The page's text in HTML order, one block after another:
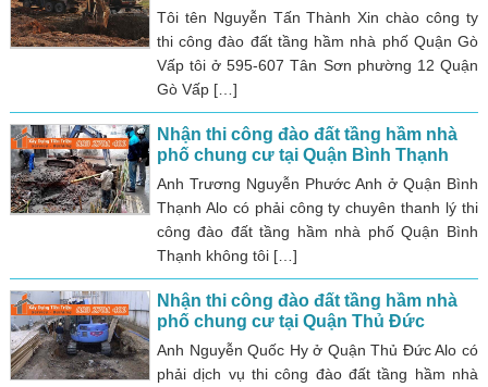
Tôi tên Nguyễn Tấn Thành Xin chào công ty
thi công đào đất tầng hầm nhà phố Quận Gò
Vấp tôi ở 595-607 Tân Sơn phường 12 Quận
Gò Vấp […]
Nhận thi công đào đất tầng hầm nhà
phố chung cư tại Quận Bình Thạnh
Anh Trương Nguyễn Phước Anh ở Quận Bình
Thạnh Alo có phải công ty chuyên thanh lý thi
công đào đất tầng hầm nhà phố Quận Bình
Thạnh không tôi […]
Nhận thi công đào đất tầng hầm nhà
phố chung cư tại Quận Thủ Đức
Anh Nguyễn Quốc Hy ở Quận Thủ Đức Alo có
phải dịch vụ thi công đào đất tầng hầm nhà